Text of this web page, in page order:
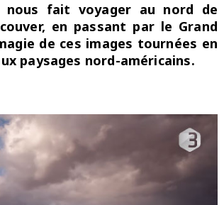
nous fait voyager au nord de
en passant par le Grand
de ces images tournées en
paysages nord-américains.